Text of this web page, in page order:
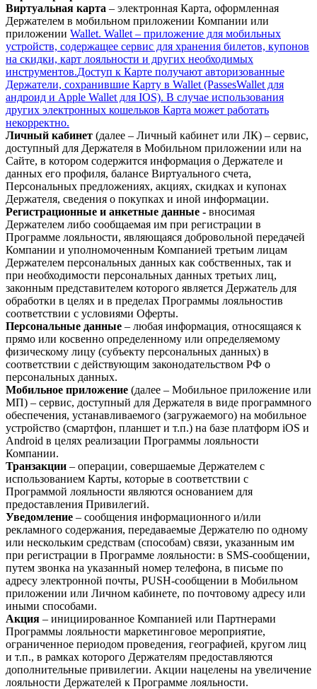
Виртуальная карта – электронная Карта, оформленная
Держателем в мобильном приложении Компании или
приложении Wallet. Wallet – приложение для мобильных
устройств, содержащее сервис для хранения билетов, купонов
на скидки, карт лояльности и других необходимых
инструментов.Доступ к Карте получают авторизованные
Держатели, сохранившие Карту в Wallet (PassesWallet для
андроид и Apple Wallet для IOS). В случае использования
других электронных кошельков Карта может работать
некорректно.
Личный кабинет (далее – Личный кабинет или ЛК) – сервис,
доступный для Держателя в Мобильном приложении или на
Сайте, в котором содержится информация о Держателе и
данных его профиля, балансе Виртуального счета,
Персональных предложениях, акциях, скидках и купонах
Держателя, сведения о покупках и иной информации.
Регистрационные и анкетные данные - вносимая
Держателем либо сообщаемая им при регистрации в
Программе лояльности, являющаяся добровольной передачей
Компании и уполномоченным Компанией третьим лицам
Держателем персональных данных как собственных, так и
при необходимости персональных данных третьих лиц,
законным представителем которого является Держатель для
обработки в целях и в пределах Программы лояльностив
соответствии с условиями Оферты.
Персональные данные – любая информация, относящаяся к
прямо или косвенно определенному или определяемому
физическому лицу (субъекту персональных данных) в
соответствии с действующим законодательством РФ о
персональных данных.
Мобильное приложение (далее – Мобильное приложение или
МП) – сервис, доступный для Держателя в виде программного
обеспечения, устанавливаемого (загружаемого) на мобильное
устройство (смартфон, планшет и т.п.) на базе платформ iOS и
Android в целях реализации Программы лояльности
Компании.
Транзакции – операции, совершаемые Держателем с
использованием Карты, которые в соответствии с
Программой лояльности являются основанием для
предоставления Привилегий.
Уведомление – сообщения информационного и/или
рекламного содержания, передаваемые Держателю по одному
или нескольким средствам (способам) связи, указанным им
при регистрации в Программе лояльности: в SMS-сообщении,
путем звонка на указанный номер телефона, в письме по
адресу электронной почты, PUSH-сообщении в Мобильном
приложении или Личном кабинете, по почтовому адресу или
иными способами.
Акция – инициированное Компанией или Партнерами
Программы лояльности маркетинговое мероприятие,
ограниченное периодом проведения, географией, кругом лиц
и т.п., в рамках которого Держателям предоставляются
дополнительные привилегии. Акции нацелены на увеличение
лояльности Держателей к Программе лояльности.